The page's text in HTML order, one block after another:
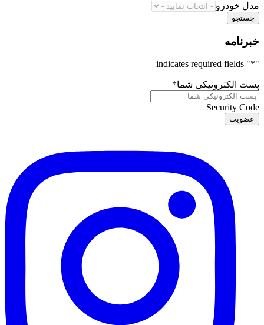
مدل خودرو
جستجو
خبرنامه
"
*
" indicates required fields
پست الکترونیکی شما*
Security Code